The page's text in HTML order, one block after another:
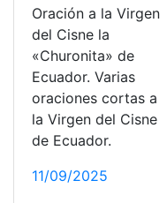
Oración a la Virgen
del Cisne la
«Churonita» de
Ecuador. Varias
oraciones cortas a
la Virgen del Cisne
de Ecuador.
11/09/2025